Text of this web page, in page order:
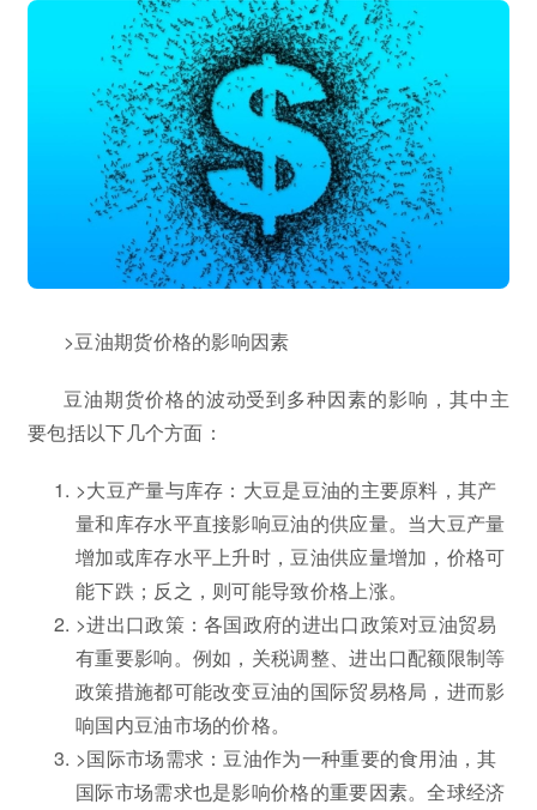
>豆油期货价格的影响因素
豆油期货价格的波动受到多种因素的影响，其中主
要包括以下几个方面：
>大豆产量与库存：大豆是豆油的主要原料，其产
量和库存水平直接影响豆油的供应量。当大豆产量
增加或库存水平上升时，豆油供应量增加，价格可
能下跌；反之，则可能导致价格上涨。
>进出口政策：各国政府的进出口政策对豆油贸易
有重要影响。例如，关税调整、进出口配额限制等
政策措施都可能改变豆油的国际贸易格局，进而影
响国内豆油市场的价格。
>国际市场需求：豆油作为一种重要的食用油，其
国际市场需求也是影响价格的重要因素。全球经济